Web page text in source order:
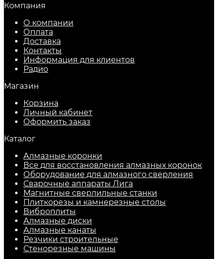
Компания
О компании
Оплата
Доставка
Контакты
Информация для клиентов
Радио
Магазин
Корзина
Личный кабинет
Оформить заказ
Каталог
Алмазные коронки
Все для восстановления алмазных коронок
Оборудование для алмазного сверления
Сварочные аппараты Лига
Магнитные сверлильные станки
Плиткорезы и камнерезные столы
Виброплиты
Алмазные диски
Алмазные канаты
Резчики строительные
Стенорезные машины